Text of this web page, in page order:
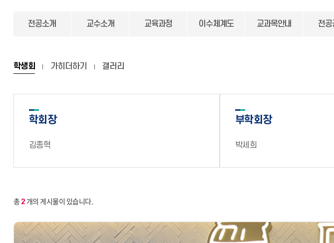
전공소개 교수소개 교육과정 이수체계도 교과목안내 전공
학생회 가히더하기 갤러리
학회장
김종혁
부학회장
박세희
총 2 개의 게시물이 있습니다.